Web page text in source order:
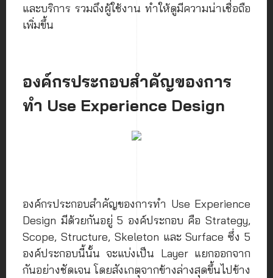
และบริการ รวมถึงผู้ใช้งาน ทำให้ดูมีความน่าเชื่อถือ
เพิ่มขึ้น
องค์กรประกอบสำคัญของการ
ทำ Use Experience Design
องค์กรประกอบสำคัญของการทำ Use Experience
Design มีด้วยกันอยู่ 5 องค์ประกอบ คือ Strategy,
Scope, Structure, Skeleton และ Surface ซึ่ง 5
องค์ประกอบนี้นั้น จะแบ่งเป็น Layer แยกออกจาก
กันอย่างชัดเจน โดยสังเกตุจากข้างล่างสุดขึ้นไปข้าง